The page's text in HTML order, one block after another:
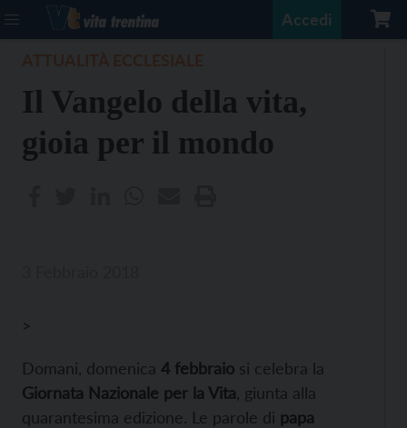
Accedi
Il Vangelo della vita,
gioia per il mondo
>
Domani, domenica 4 febbraio si celebra la
Giornata Nazionale per la Vita , giunta alla
quarantesima edizione. Le parole di papa